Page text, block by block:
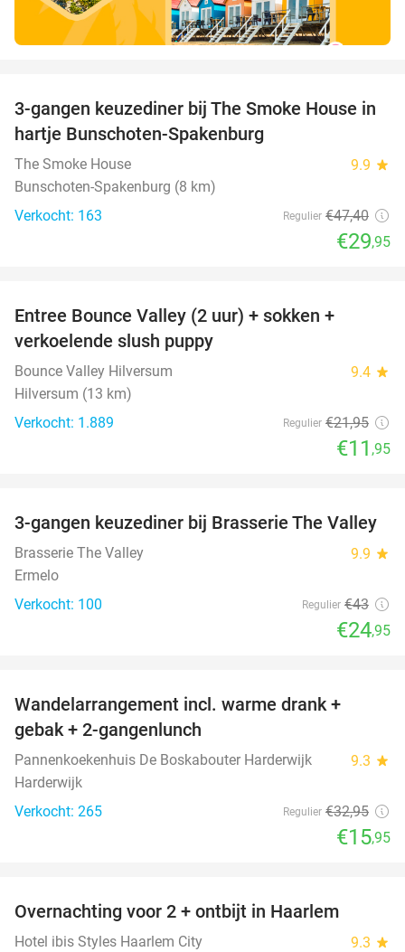
37%
3-gangen keuzediner bij The Smoke House in
hartje Bunschoten-Spakenburg
The Smoke House 9.9 star
Bunschoten-Spakenburg (8 km)
Verkocht: 163
Regulier €47,40
€29,95
Entree Bounce Valley (2 uur) + sokken +
verkoelende slush puppy
Bounce Valley Hilversum 9.4 star
Hilversum (13 km)
Verkocht: 1.889
Regulier €21,95
€11 ,95
42%
3-gangen keuzediner bij Brasserie The Valley
Brasserie The Valley 9.9 star
Ermelo
Verkocht: 100
Regulier €43
€24,95
Wandelarrangement incl. warme drank +
gebak + 2-gangenlunch
Pannenkoekenhuis De Boskabouter Harderwijk 9.3 star
Harderwijk
Verkocht: 265
Regulier €32,95
€15,95
Overnachting voor 2 + ontbijt in Haarlem
Hotel ibis Styles Haarlem City 9.3 star